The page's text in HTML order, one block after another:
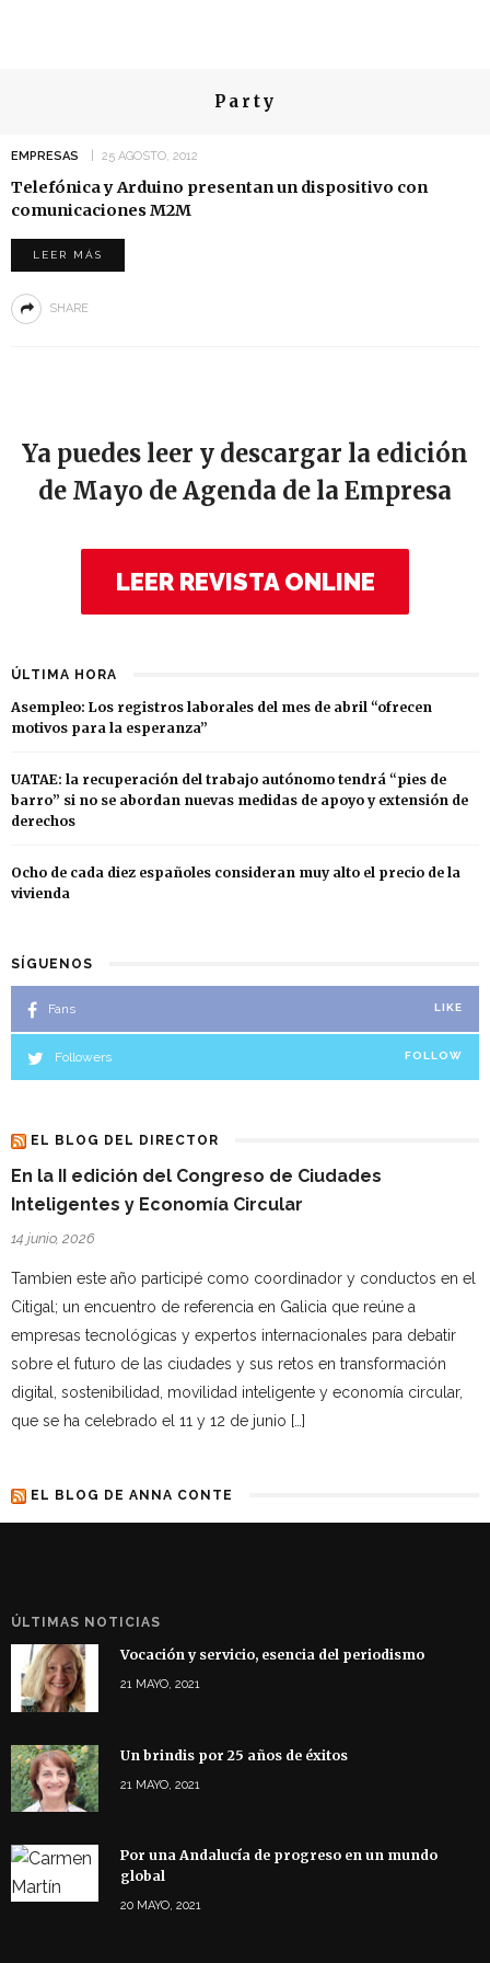
Party
EMPRESAS 25 AGOSTO, 2012
Telefónica y Arduino presentan un dispositivo con
comunicaciones M2M
LEER MÁS
SHARE
Ya puedes leer y descargar la edición
de Mayo de Agenda de la Empresa
LEER REVISTA ONLINE
ÚLTIMA HORA
Asempleo: Los registros laborales del mes de abril “ofrecen
motivos para la esperanza”
UATAE: la recuperación del trabajo autónomo tendrá “pies de
barro” si no se abordan nuevas medidas de apoyo y extensión de
derechos
Ocho de cada diez españoles consideran muy alto el precio de la
vivienda
SÍGUENOS
Fans LIKE
Followers FOLLOW
EL BLOG DEL DIRECTOR
En la II edición del Congreso de Ciudades
Inteligentes y Economía Circular
14 junio, 2026
Tambien este año participé como coordinador y conductos en el
Citigal; un encuentro de referencia en Galicia que reúne a
empresas tecnológicas y expertos internacionales para debatir
sobre el futuro de las ciudades y sus retos en transformación
digital, sostenibilidad, movilidad inteligente y economía circular,
que se ha celebrado el 11 y 12 de junio […]
EL BLOG DE ANNA CONTE
ÚLTIMAS NOTICIAS
Vocación y servicio, esencia del periodismo
21 MAYO, 2021
Un brindis por 25 años de éxitos
21 MAYO, 2021
Por una Andalucía de progreso en un mundo
global
20 MAYO, 2021